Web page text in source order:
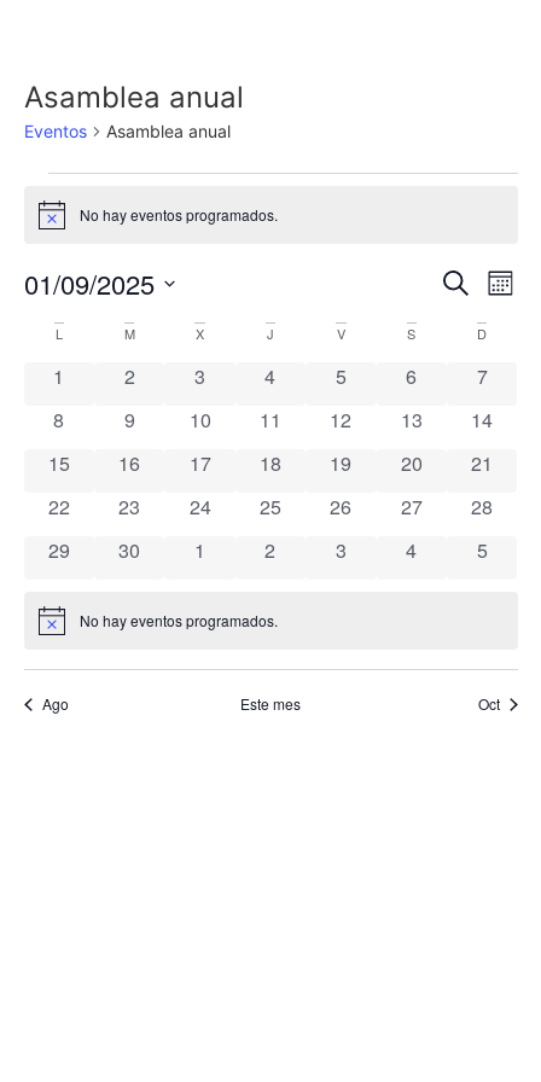
Asamblea anual
Eventos Asamblea anual
Aviso No hay eventos programados.
de
de
BuscarMes
01/09/2025
Calendario
de
Eventos
L M X J V S D
0 eventos
1 0 eventos
2 0 eventos
3 0 eventos
4 0 eventos
5 0 eventos
6 0
7
0 eventos
8 0 eventos
9 0 eventos
10 0 eventos
11 0 eventos
12 0 eventos
13 0
14
0 eventos
15 0 eventos
16 0 eventos
17 0 eventos
18 0 eventos
19 0 eventos
20 0
21
0 eventos
22 0 eventos
23 0 eventos
24 0 eventos
25 0 eventos
26 0 eventos
27 0
28
0 eventos
29 0 eventos
30 0 eventos
1 0 eventos
2 0 eventos
3 0 eventos
4 0
5
Aviso No hay eventos programados.
Ago Este mes Oct